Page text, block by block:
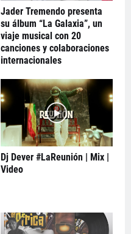
Jader Tremendo presenta
su álbum “La Galaxia”, un
viaje musical con 20
canciones y colaboraciones
internacionales
Dj Dever #LaReunión | Mix |
Video